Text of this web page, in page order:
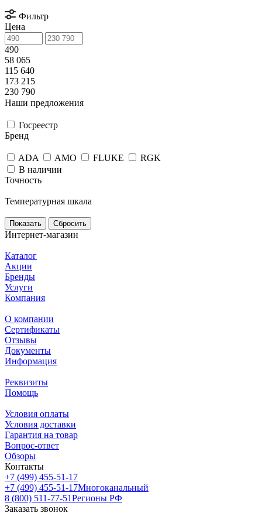
Фильтр
Цена
490
58 065
115 640
173 215
230 790
Наши предложения
Госреестр
Бренд
ADA AMO FLUKE
RGK
В наличии
Точность
Температурная шкала
Сбросить
Интернет-магазин
Каталог
Акции
Бренды
Услуги
Компания
О компании
Сертификаты
Отзывы
Документы
Информация
Реквизиты
Помощь
Условия оплаты
Условия доставки
Гарантия на товар
Вопрос-ответ
Обзоры
Контакты
+7 (499) 455-51-17
+7 (499) 455-51-17Многоканальный
8 (800) 511-77-51Регионы РФ
Заказать звонок